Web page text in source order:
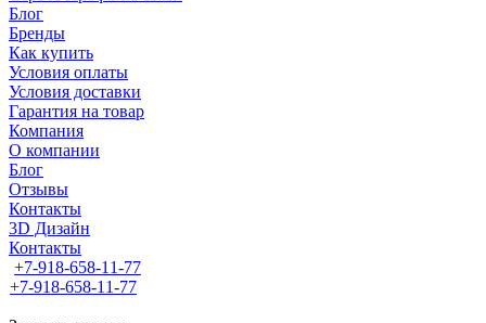
Блог
Бренды
Как купить
Условия оплаты
Условия доставки
Гарантия на товар
Компания
О компании
Блог
Отзывы
Контакты
3D Дизайн
Контакты
+7-918-658-11-77
+7-918-658-11-77